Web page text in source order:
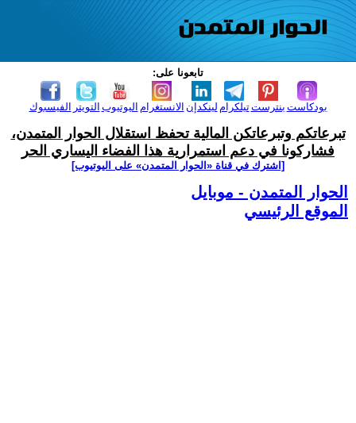
تابعونا على:
الفيسبوك التويتر اليوتيوب الانستغرام لينكدإن تيلكرامبنترست بودكاست
تبرعاتكم وتبرعاتكن المالية تحفظ استقلال الحوار المتمدن،
فشاركونا في دعم استمرارية هذا الفضاء اليساري الحر
[اشترك في قناة ‫«الحوار المتمدن» على اليوتيوب]
الحوار المتمدن - موبايل
الموقع الرئيسي